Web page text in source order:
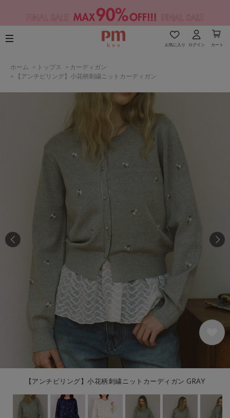
お気に入り ログイン カート
ホーム > トップス > カーディガン
>
【アンチピリング】小花柄刺繍ニットカーディガン
【アンチピリング】小花柄刺繍ニットカーディガン GRAY